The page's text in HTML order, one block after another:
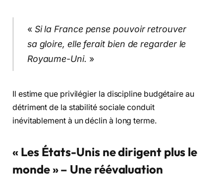
« Si la France pense pouvoir retrouver
sa gloire, elle ferait bien de regarder le
Royaume-Uni. »
Il estime que privilégier la discipline budgétaire au
détriment de la stabilité sociale conduit
inévitablement à un déclin à long terme.
« Les États-Unis ne dirigent plus le
monde » – Une réévaluation